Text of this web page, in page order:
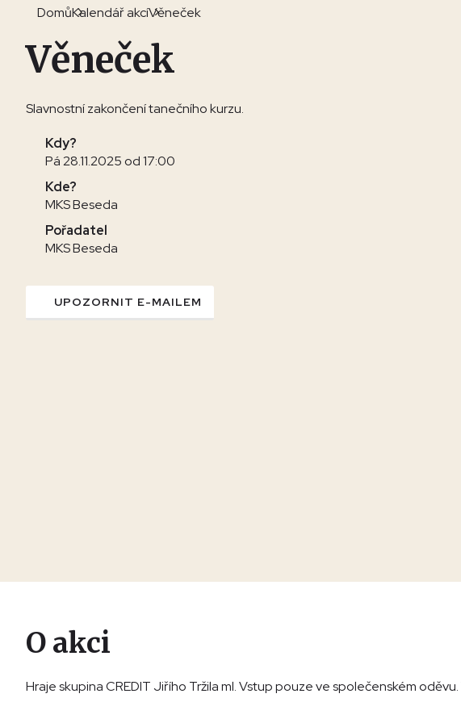
DomůKalendář akcíVěneček
Věneček
Slavnostní zakončení tanečního kurzu.
Kdy?
Pá 28.11.2025 od 17:00
Kde?
MKS Beseda
Pořadatel
MKS Beseda
UPOZORNIT E-MAILEM
O akci
Hraje skupina CREDIT Jiřího Tržila ml. Vstup pouze ve společenském oděvu.